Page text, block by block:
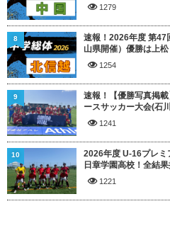
1279
速報！2026年度 第47
山県開催）優勝は上
1254
8
速報！【優勝写真掲
ースサッカー大会(石
1241
9
2026年度 U-16プレミ
日章学園高校！全結
1221
10